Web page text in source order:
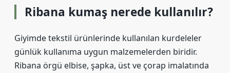
Ribana kumaş nerede kullanılır?
Giyimde tekstil ürünlerinde kullanılan kurdeleler
günlük kullanıma uygun malzemelerden biridir.
Ribana örgü elbise, şapka, üst ve çorap imalatında